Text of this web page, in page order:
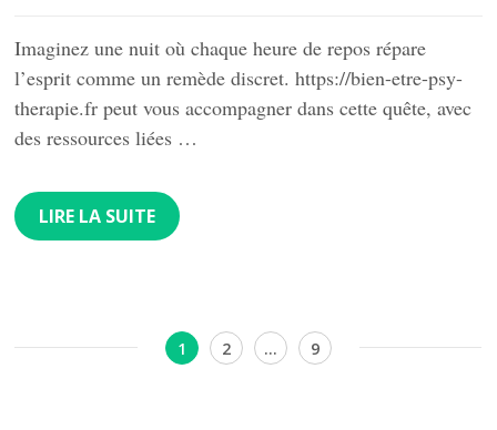
Imaginez une nuit où chaque heure de repos répare
l’esprit comme un remède discret. https://bien-etre-psy-
therapie.fr peut vous accompagner dans cette quête, avec
des ressources liées …
LIRE LA SUITE
PaginationPage
1 Page
2 … Page
9